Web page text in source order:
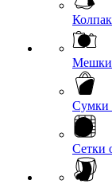
Мешки
Сумки
Сетки